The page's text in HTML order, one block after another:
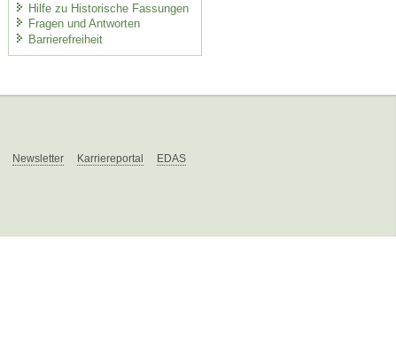
Hilfe zu Historische Fassungen
Fragen und Antworten
Barrierefreiheit
Newsletter Karriereportal EDAS